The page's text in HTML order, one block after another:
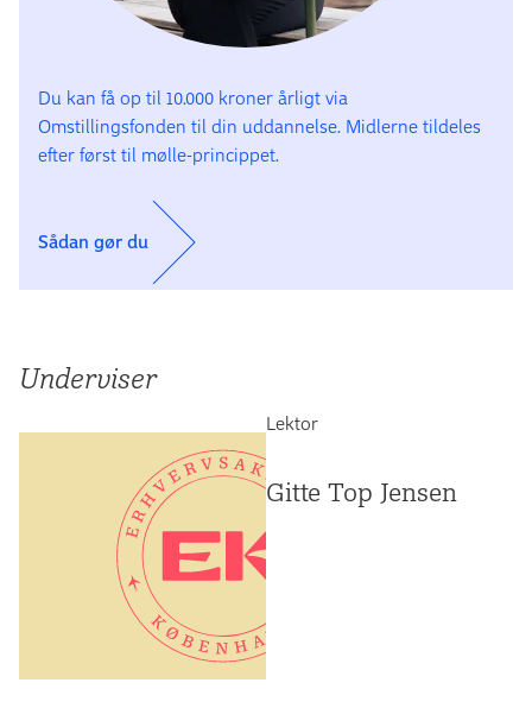
Du kan få op til 10.000 kroner årligt via
Omstillingsfonden til din uddannelse. Midlerne tildeles
efter først til mølle-princippet.
Sådan gør du
Underviser
Lektor
Gitte Top Jensen